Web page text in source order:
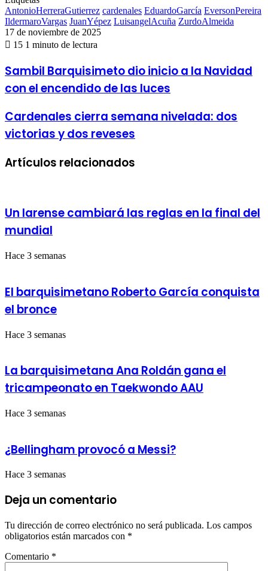
AntonioHerreraGutierrez cardenales EduardoGarcía EversonPereira
IldermaroVargas JuanYépez LuisangelAcuña ZurdoAlmeida
17 de noviembre de 2025
15 1 minuto de lectura
Sambil
Barquisimeto
dio
a
la
Navidad
con
encendido
Sambil Barquisimeto dio inicio a la Navidad
con el encendido de las luces
Cardenales
cierra
semana
victorias
Cardenales cierra semana nivelada: dos
victorias y dos reveses
Artículos relacionados
Un larense cambiará las reglas en la final del
mundial
Hace 3 semanas
El barquisimetano Roberto García conquista
el bronce
Hace 3 semanas
La barquisimetana Ana Roldán gana el
tricampeonato en Taekwondo AAU
Hace 3 semanas
¿Bellingham provocó a Messi?
Hace 3 semanas
Deja un comentario
Tu dirección de correo electrónico no será publicada. Los campos
obligatorios están marcados con *
Comentario *